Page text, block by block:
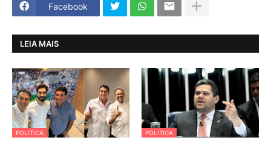
Facebook
LEIA MAIS
POLITICA POLITICA